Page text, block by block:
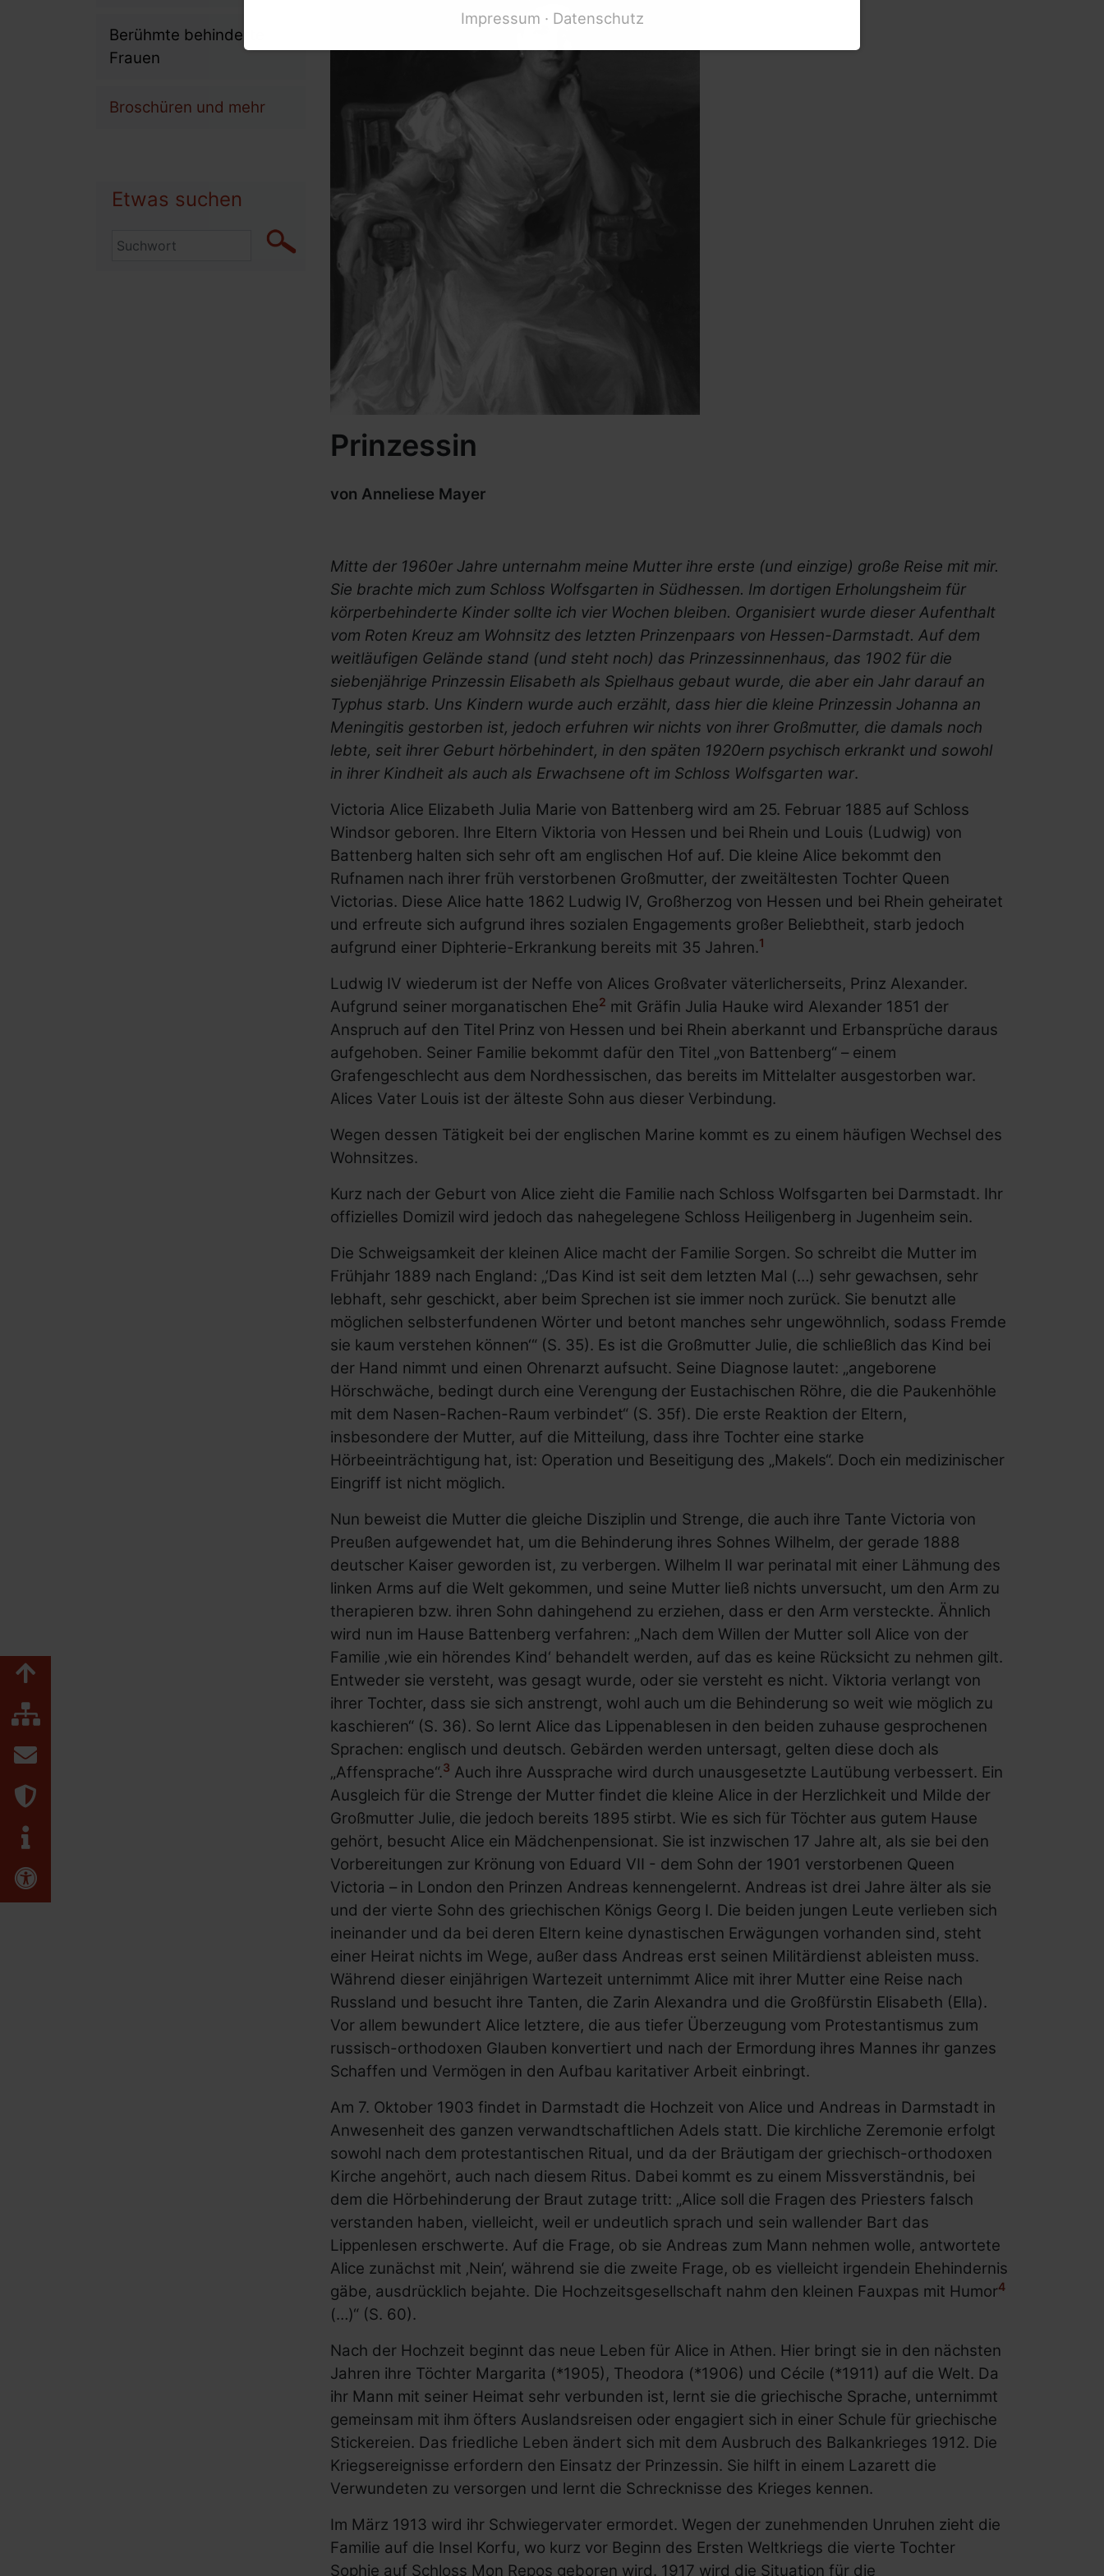
Prinzessin
von Anneliese Mayer
Mitte der 1960er Jahre unternahm meine Mutter ihre erste (und einzige) große Reise mit mir.
Sie brachte mich zum Schloss Wolfsgarten in Südhessen. Im dortigen Erholungsheim für
körperbehinderte Kinder sollte ich vier Wochen bleiben. Organisiert wurde dieser Aufenthalt
vom Roten Kreuz am Wohnsitz des letzten Prinzenpaars von Hessen-Darmstadt. Auf dem
weitläufigen Gelände stand (und steht noch) das Prinzessinnenhaus, das 1902 für die
siebenjährige Prinzessin Elisabeth als Spielhaus gebaut wurde, die aber ein Jahr darauf an
Typhus starb. Uns Kindern wurde auch erzählt, dass hier die kleine Prinzessin Johanna an
Meningitis gestorben ist, jedoch erfuhren wir nichts von ihrer Großmutter, die damals noch
lebte, seit ihrer Geburt hörbehindert, in den späten 1920ern psychisch erkrankt und sowohl
in ihrer Kindheit als auch als Erwachsene oft im Schloss Wolfsgarten war.
Victoria Alice Elizabeth Julia Marie von Battenberg wird am 25. Februar 1885 auf Schloss
Windsor geboren. Ihre Eltern Viktoria von Hessen und bei Rhein und Louis (Ludwig) von
Battenberg halten sich sehr oft am englischen Hof auf. Die kleine Alice bekommt den
Rufnamen nach ihrer früh verstorbenen Großmutter, der zweitältesten Tochter Queen
Victorias. Diese Alice hatte 1862 Ludwig IV, Großherzog von Hessen und bei Rhein geheiratet
und erfreute sich aufgrund ihres sozialen Engagements großer Beliebtheit, starb jedoch
aufgrund einer Diphterie-Erkrankung bereits mit 35 Jahren.1
Ludwig IV wiederum ist der Neffe von Alices Großvater väterlicherseits, Prinz Alexander.
Aufgrund seiner morganatischen Ehe2 mit Gräfin Julia Hauke wird Alexander 1851 der
Anspruch auf den Titel Prinz von Hessen und bei Rhein aberkannt und Erbansprüche daraus
aufgehoben. Seiner Familie bekommt dafür den Titel „von Battenberg“ – einem
Grafengeschlecht aus dem Nordhessischen, das bereits im Mittelalter ausgestorben war.
Alices Vater Louis ist der älteste Sohn aus dieser Verbindung.
Wegen dessen Tätigkeit bei der englischen Marine kommt es zu einem häufigen Wechsel des
Wohnsitzes.
Kurz nach der Geburt von Alice zieht die Familie nach Schloss Wolfsgarten bei Darmstadt. Ihr
offizielles Domizil wird jedoch das nahegelegene Schloss Heiligenberg in Jugenheim sein.
Die Schweigsamkeit der kleinen Alice macht der Familie Sorgen. So schreibt die Mutter im
Frühjahr 1889 nach England: „‘Das Kind ist seit dem letzten Mal (…) sehr gewachsen, sehr
lebhaft, sehr geschickt, aber beim Sprechen ist sie immer noch zurück. Sie benutzt alle
möglichen selbsterfundenen Wörter und betont manches sehr ungewöhnlich, sodass Fremde
sie kaum verstehen können‘“ (S. 35). Es ist die Großmutter Julie, die schließlich das Kind bei
der Hand nimmt und einen Ohrenarzt aufsucht. Seine Diagnose lautet: „angeborene
Hörschwäche, bedingt durch eine Verengung der Eustachischen Röhre, die die Paukenhöhle
mit dem Nasen-Rachen-Raum verbindet“ (S. 35f). Die erste Reaktion der Eltern,
insbesondere der Mutter, auf die Mitteilung, dass ihre Tochter eine starke
Hörbeeinträchtigung hat, ist: Operation und Beseitigung des „Makels“. Doch ein medizinischer
Eingriff ist nicht möglich.
Nun beweist die Mutter die gleiche Disziplin und Strenge, die auch ihre Tante Victoria von
Preußen aufgewendet hat, um die Behinderung ihres Sohnes Wilhelm, der gerade 1888
deutscher Kaiser geworden ist, zu verbergen. Wilhelm II war perinatal mit einer Lähmung des
linken Arms auf die Welt gekommen, und seine Mutter ließ nichts unversucht, um den Arm zu
therapieren bzw. ihren Sohn dahingehend zu erziehen, dass er den Arm versteckte. Ähnlich
wird nun im Hause Battenberg verfahren: „Nach dem Willen der Mutter soll Alice von der
Familie ‚wie ein hörendes Kind‘ behandelt werden, auf das es keine Rücksicht zu nehmen gilt.
Entweder sie versteht, was gesagt wurde, oder sie versteht es nicht. Viktoria verlangt von
ihrer Tochter, dass sie sich anstrengt, wohl auch um die Behinderung so weit wie möglich zu
kaschieren“ (S. 36). So lernt Alice das Lippenablesen in den beiden zuhause gesprochenen
Sprachen: englisch und deutsch. Gebärden werden untersagt, gelten diese doch als
„Affensprache“.3 Auch ihre Aussprache wird durch unausgesetzte Lautübung verbessert. Ein
Ausgleich für die Strenge der Mutter findet die kleine Alice in der Herzlichkeit und Milde der
Großmutter Julie, die jedoch bereits 1895 stirbt. Wie es sich für Töchter aus gutem Hause
gehört, besucht Alice ein Mädchenpensionat. Sie ist inzwischen 17 Jahre alt, als sie bei den
Vorbereitungen zur Krönung von Eduard VII - dem Sohn der 1901 verstorbenen Queen
Victoria – in London den Prinzen Andreas kennengelernt. Andreas ist drei Jahre älter als sie
und der vierte Sohn des griechischen Königs Georg I. Die beiden jungen Leute verlieben sich
ineinander und da bei deren Eltern keine dynastischen Erwä­gungen vorhanden sind, steht
einer Heirat nichts im Wege, außer dass Andreas erst seinen Militärdienst ableisten muss.
Während dieser einjährigen Wartezeit unternimmt Alice mit ihrer Mutter eine Reise nach
Russland und besucht ihre Tanten, die Zarin Alexandra und die Großfürstin Elisabeth (Ella).
Vor allem bewundert Alice letztere, die aus tiefer Überzeugung vom Protestantismus zum
russisch-orthodoxen Glauben konvertiert und nach der Ermordung ihres Mannes ihr ganzes
Schaffen und Vermögen in den Aufbau karitativer Arbeit einbringt.
Am 7. Oktober 1903 findet in Darmstadt die Hochzeit von Alice und Andreas in Darmstadt in
Anwesenheit des ganzen verwandtschaftlichen Adels statt. Die kirchliche Zeremonie erfolgt
sowohl nach dem protestantischen Ritual, und da der Bräutigam der griechisch-orthodoxen
Kirche angehört, auch nach diesem Ritus. Dabei kommt es zu einem Missverständnis, bei
dem die Hörbehinderung der Braut zutage tritt: „Alice soll die Fragen des Priesters falsch
verstanden haben, vielleicht, weil er undeutlich sprach und sein wallender Bart das
Lippenlesen erschwerte. Auf die Frage, ob sie Andreas zum Mann nehmen wolle, antwortete
Alice zunächst mit ‚Nein‘, während sie die zweite Frage, ob es vielleicht irgendein Ehehindernis
gäbe, ausdrücklich bejahte. Die Hochzeitsgesellschaft nahm den kleinen Fauxpas mit Humor4
(…)“ (S. 60).
Nach der Hochzeit beginnt das neue Leben für Alice in Athen. Hier bringt sie in den nächsten
Jahren ihre Töchter Margarita (*1905), Theodora (*1906) und Cécile (*1911) auf die Welt. Da
ihr Mann mit seiner Heimat sehr verbunden ist, lernt sie die griechische Sprache, unternimmt
gemeinsam mit ihm öfters Auslandsreisen oder engagiert sich in einer Schule für griechische
Stickereien. Das friedliche Leben ändert sich mit dem Ausbruch des Balkankrieges 1912. Die
Kriegsereignisse erfordern den Einsatz der Prinzessin. Sie hilft in einem Lazarett die
Verwundeten zu versorgen und lernt die Schrecknisse des Krieges kennen.
Im März 1913 wird ihr Schwiegervater ermordet. Wegen der zunehmenden Unruhen zieht die
Familie auf die Insel Korfu, wo kurz vor Beginn des Ersten Weltkriegs die vierte Tochter
Sophie auf Schloss Mon Repos geboren wird. 1917 wird die Situation für die
Berühmte behinderte
Frauen
Broschüren und mehr
Etwas suchen
Zum Seitenanfang
Inhaltsübersicht
Kontakt
Erklärung zur Barrierefreiheit
Impressum
Datenschutz